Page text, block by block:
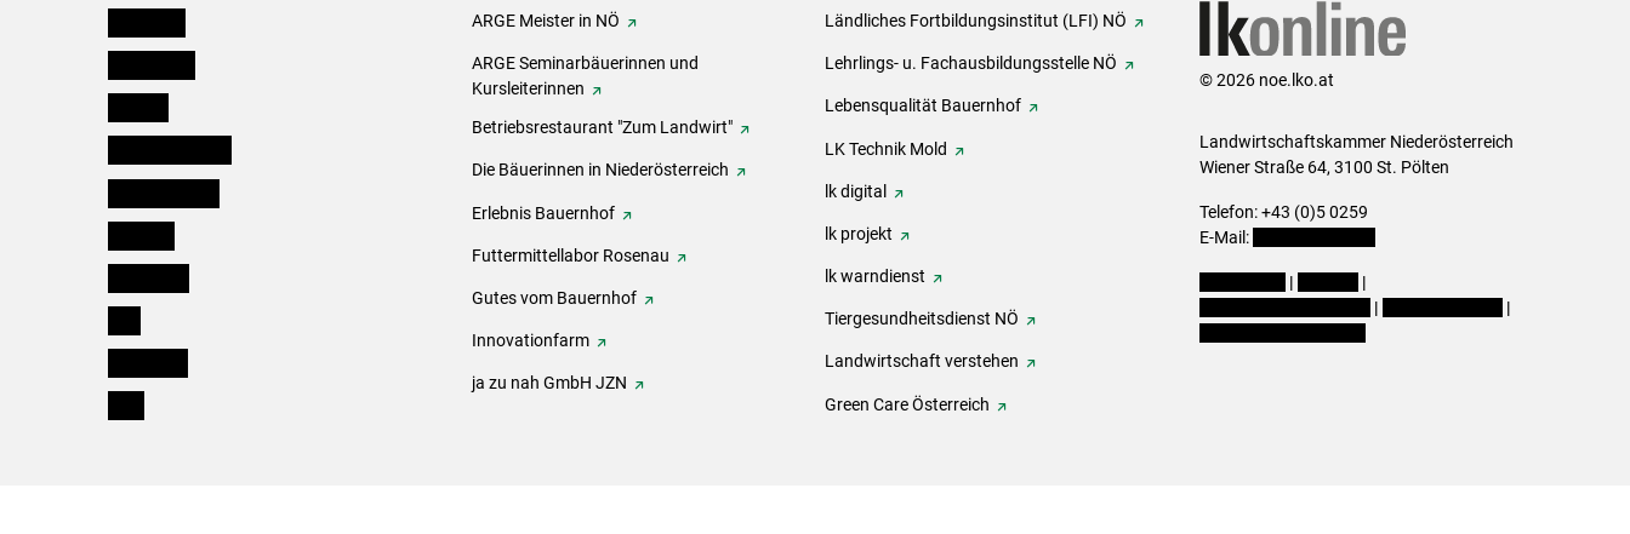
ARGE Meister in NÖ
ARGE Seminarbäuerinnen und
Kursleiterinnen
Betriebsrestaurant "Zum Landwirt"
Die Bäuerinnen in Niederösterreich
Erlebnis Bauernhof
Futtermittellabor Rosenau
Gutes vom Bauernhof
Innovationfarm
ja zu nah GmbH JZN
Ländliches Fortbildungsinstitut (LFI) NÖ
Lehrlings- u. Fachausbildungsstelle NÖ
Lebensqualität Bauernhof
LK Technik Mold
lk digital
lk projekt
lk warndienst
Tiergesundheitsdienst NÖ
Landwirtschaft verstehen
Green Care Österreich
© 2026 noe.lko.at
Landwirtschaftskammer Niederösterreich
Wiener Straße 64, 3100 St. Pölten
Telefon: +43 (0)5 0259
E-Mail:
|
|
|
|